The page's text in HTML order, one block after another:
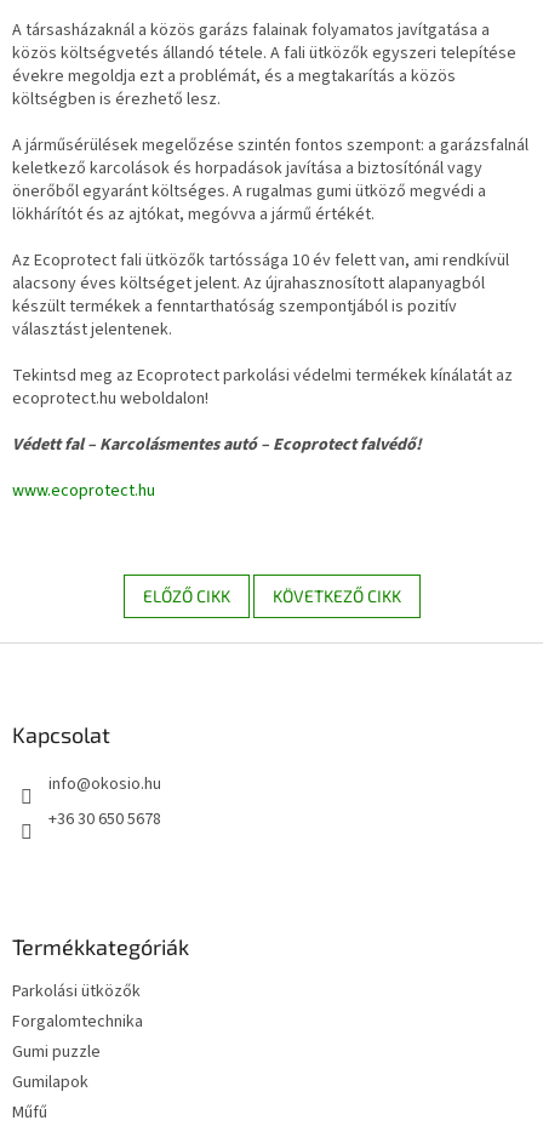
A társasházaknál a közös garázs falainak folyamatos javítgatása a
közös költségvetés állandó tétele. A fali ütközők egyszeri telepítése
évekre megoldja ezt a problémát, és a megtakarítás a közös
költségben is érezhető lesz.
A járműsérülések megelőzése szintén fontos szempont: a garázsfalnál
keletkező karcolások és horpadások javítása a biztosítónál vagy
önerőből egyaránt költséges. A rugalmas gumi ütköző megvédi a
lökhárítót és az ajtókat, megóvva a jármű értékét.
Az Ecoprotect fali ütközők tartóssága 10 év felett van, ami rendkívül
alacsony éves költséget jelent. Az újrahasznosított alapanyagból
készült termékek a fenntarthatóság szempontjából is pozitív
választást jelentenek.
Tekintsd meg az Ecoprotect parkolási védelmi termékek kínálatát az
ecoprotect.hu weboldalon!
Védett fal – Karcolásmentes autó – Ecoprotect falvédő!
www.ecoprotect.hu
ELŐZŐ CIKK KÖVETKEZŐ CIKK
Kapcsolat
info@okosio.hu
+36 30 650 5678
Termékkategóriák
Parkolási ütközők
Forgalomtechnika
Gumi puzzle
Gumilapok
Műfű